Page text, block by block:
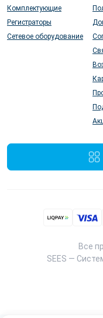
Комплектующие
Регистраторы
Сетевое оборудование
Все
SEES —